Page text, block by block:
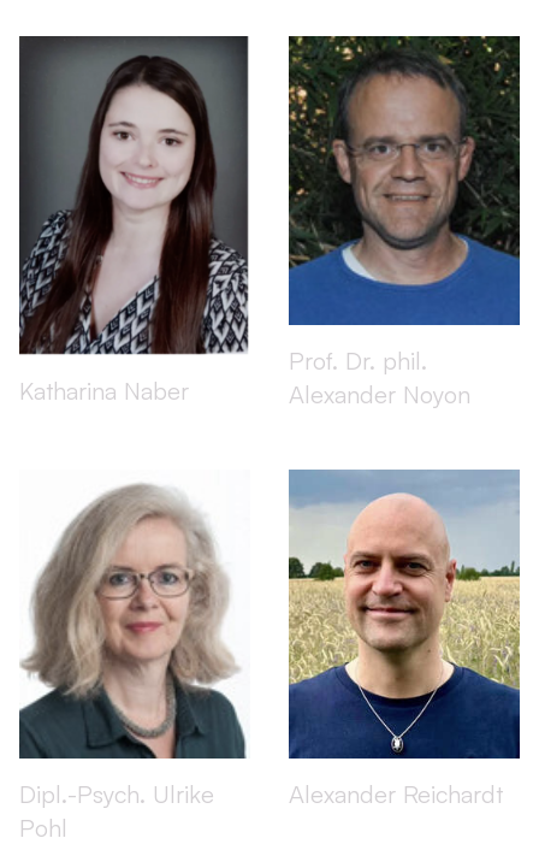
Katharina Naber
Prof. Dr. phil.
Alexander Noyon
Dipl.-Psych. Ulrike
Pohl
Alexander Reichardt